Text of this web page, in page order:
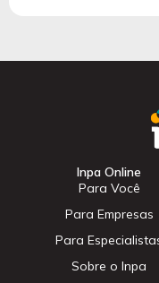
Inpa Online
Para Você
Para Empresas
Para
Sobre o Inpa